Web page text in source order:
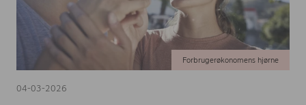
04-03-2026
Forbrugerøkonomens hjørne